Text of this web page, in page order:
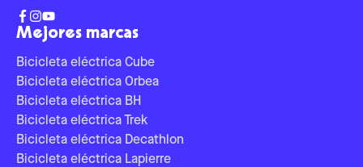
Mejores marcas
Bicicleta eléctrica Cube
Bicicleta eléctrica Orbea
Bicicleta eléctrica BH
Bicicleta eléctrica Trek
Bicicleta eléctrica Decathlon
Bicicleta eléctrica Lapierre